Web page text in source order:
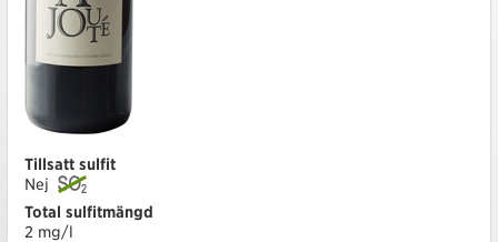
Tillsatt sulfit
Nej
Total sulfitmängd
2 mg/l